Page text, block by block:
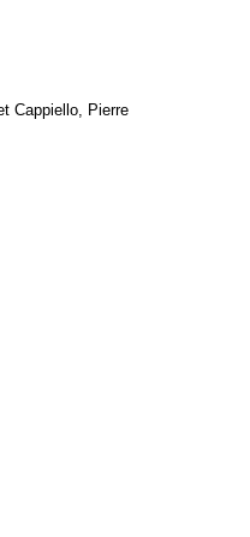
Cappiello, Pierre